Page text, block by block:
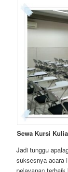
Sewa Kursi
Jadi tunggu
suksesnya acara